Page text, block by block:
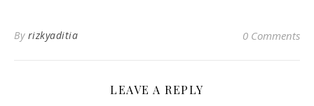
By rizkyaditia 0 Comments
LEAVE A REPLY